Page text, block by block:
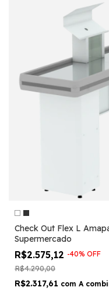
Check Out Flex L
Supermercado
R$2.575,12 -40% OFF
R$4.290,00
R$2.317,61 com A